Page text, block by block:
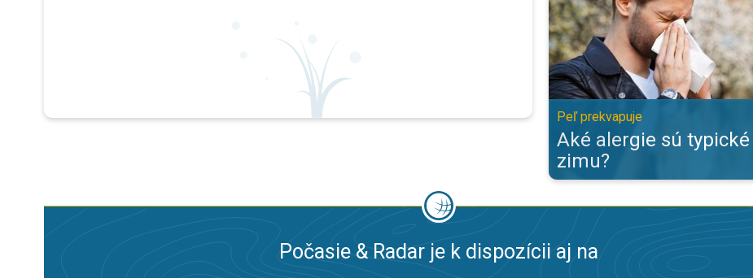
Peľ prekvapuje
Aké alergie sú
zimu?
Počasie & Radar je k dispozícii aj na